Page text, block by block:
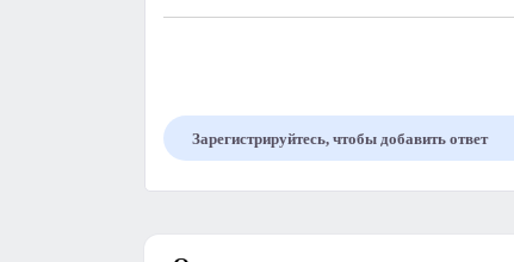
Зарегистрируйтесь, чтобы добавить ответ